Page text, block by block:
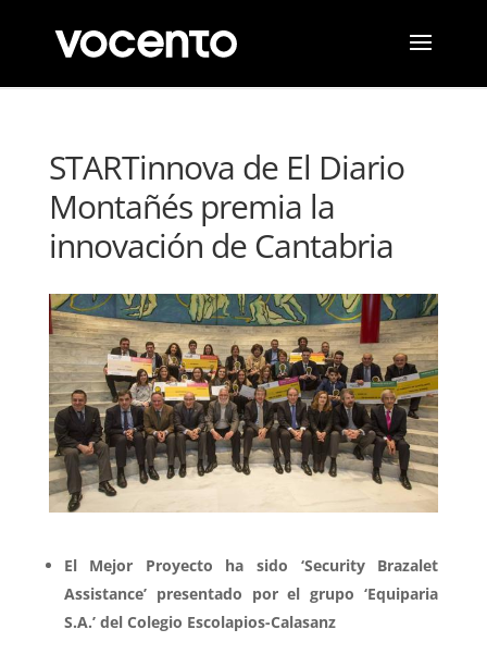
STARTinnova de El Diario
Montañés premia la
innovación de Cantabria
El Mejor Proyecto ha sido ‘Security Brazalet
Assistance’ presentado por el grupo ‘Equiparia
S.A.’ del Colegio Escolapios-Calasanz